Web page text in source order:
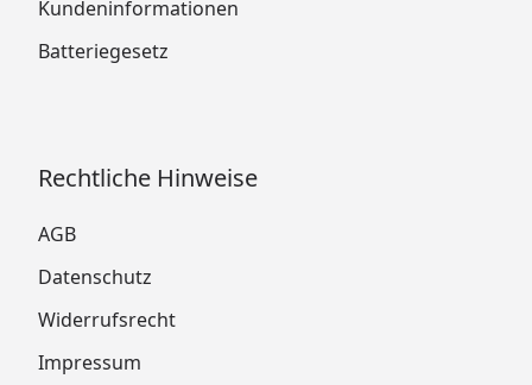
Kundeninformationen
Batteriegesetz
Rechtliche Hinweise
AGB
Datenschutz
Widerrufsrecht
Impressum